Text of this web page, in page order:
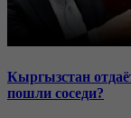
Кыргызстан
пошли соседи?